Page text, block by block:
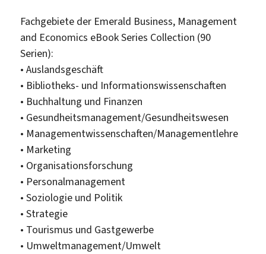
Fachgebiete der Emerald Business, Management
and Economics eBook Series Collection (90
Serien):
• Auslandsgeschäft
• Bibliotheks- und Informationswissenschaften
• Buchhaltung und Finanzen
• Gesundheitsmanagement/Gesundheitswesen
• Managementwissenschaften/Managementlehre
• Marketing
• Organisationsforschung
• Personalmanagement
• Soziologie und Politik
• Strategie
• Tourismus und Gastgewerbe
• Umweltmanagement/Umwelt